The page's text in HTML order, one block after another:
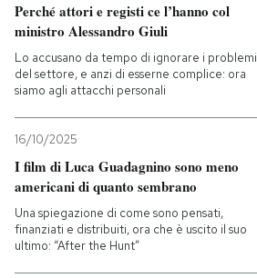
Perché attori e registi ce l’hanno col
ministro Alessandro Giuli
Lo accusano da tempo di ignorare i problemi
del settore, e anzi di esserne complice: ora
siamo agli attacchi personali
16/10/2025
I film di Luca Guadagnino sono meno
americani di quanto sembrano
Una spiegazione di come sono pensati,
finanziati e distribuiti, ora che è uscito il suo
ultimo: “After the Hunt”